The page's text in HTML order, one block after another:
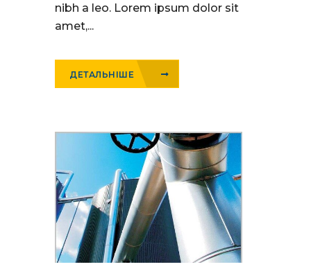
nibh a leo. Lorem ipsum dolor sit
amet,...
ДЕТАЛЬНІШЕ